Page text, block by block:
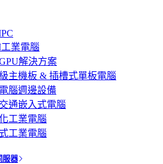
業電腦
解決方案
主機板 & 插槽式單板電腦
腦週邊設備
通嵌入式電腦
工業電腦
工業電腦
服器